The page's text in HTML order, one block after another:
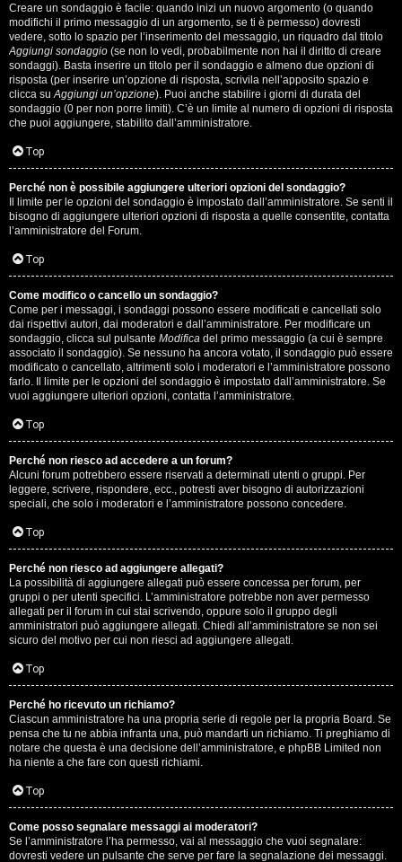
Creare un sondaggio è facile: quando inizi un nuovo argomento (o quando
modifichi il primo messaggio di un argomento, se ti è permesso) dovresti
vedere, sotto lo spazio per l’inserimento del messaggio, un riquadro dal titolo
Aggiungi sondaggio (se non lo vedi, probabilmente non hai il diritto di creare
sondaggi). Basta inserire un titolo per il sondaggio e almeno due opzioni di
risposta (per inserire un’opzione di risposta, scrivila nell’apposito spazio e
clicca suAggiungi un’opzione). Puoi anche stabilire i giorni di durata del
sondaggio (0 per non porre limiti). C’è un limite al numero di opzioni di risposta
che puoi aggiungere, stabilito dall’amministratore.
Top
Perché non è possibile aggiungere ulteriori opzioni del sondaggio?
Il limite per le opzioni del sondaggio è impostato dall’amministratore. Se senti il
bisogno di aggiungere ulteriori opzioni di risposta a quelle consentite, contatta
l’amministratore del Forum.
Top
Come modifico o cancello un sondaggio?
Come per i messaggi, i sondaggi possono essere modificati e cancellati solo
dai rispettivi autori, dai moderatori e dall’amministratore. Per modificare un
sondaggio, clicca sul pulsante Modifica del primo messaggio (a cui è sempre
associato il sondaggio). Se nessuno ha ancora votato, il sondaggio può essere
modificato o cancellato, altrimenti solo i moderatori e l’amministratore possono
farlo. Il limite per le opzioni del sondaggio è impostato dall’amministratore. Se
vuoi aggiungere ulteriori opzioni, contatta l’amministratore.
Top
Perché non riesco ad accedere a un forum?
Alcuni forum potrebbero essere riservati a determinati utenti o gruppi. Per
leggere, scrivere, rispondere, ecc., potresti aver bisogno di autorizzazioni
speciali, che solo i moderatori e l’amministratore possono concedere.
Top
Perché non riesco ad aggiungere allegati?
La possibilità di aggiungere allegati può essere concessa per forum, per
gruppi o per utenti specifici. L’amministratore potrebbe non aver permesso
allegati per il forum in cui stai scrivendo, oppure solo il gruppo degli
amministratori può aggiungere allegati. Chiedi all’amministratore se non sei
sicuro del motivo per cui non riesci ad aggiungere allegati.
Top
Perché ho ricevuto un richiamo?
Ciascun amministratore ha una propria serie di regole per la propria Board. Se
pensa che tu ne abbia infranta una, può mandarti un richiamo. Ti preghiamo di
notare che questa è una decisione dell’amministratore, e phpBB Limited non
ha niente a che fare con questi richiami.
Top
Come posso segnalare messaggi ai moderatori?
Se l’amministratore l’ha permesso, vai al messaggio che vuoi segnalare:
dovresti vedere un pulsante che serve per fare la segnalazione dei messaggi.
G
i
g
i
D
'
A
g
o
s
t
i
n
o
.
.
.
R
e
s
o
c
o
n
t
i
S